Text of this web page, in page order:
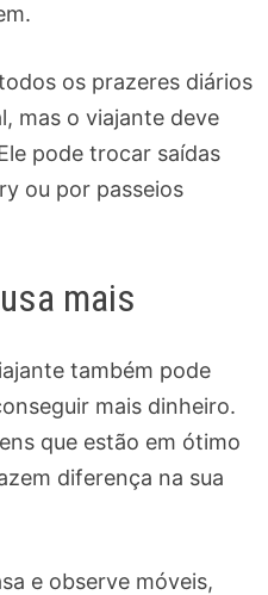
os prazeres diários
mas o viajante deve
pode trocar saídas
ou por passeios
mais
também pode
mais dinheiro.
que estão em ótimo
diferença na sua
e observe móveis,